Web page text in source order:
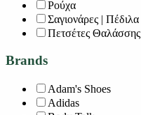
Ρούχα
Σαγιονάρες | Πέδιλα
Πετσέτες Θαλάσσης
Brands
Adam's Shoes
Adidas